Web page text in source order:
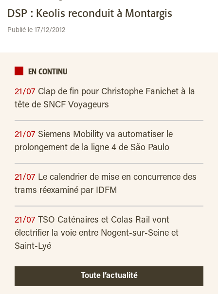
DSP : Keolis reconduit à Montargis
Publié le 17/12/2012
EN CONTINU
21/07 Clap de fin pour Christophe Fanichet à la
tête de SNCF Voyageurs
21/07 Siemens Mobility va automatiser le
prolongement de la ligne 4 de São Paulo
21/07 Le calendrier de mise en concurrence des
trams réexaminé par IDFM
21/07 TSO Caténaires et Colas Rail vont
électrifier la voie entre Nogent-sur-Seine et
Saint-Lyé
Toute l’actualité